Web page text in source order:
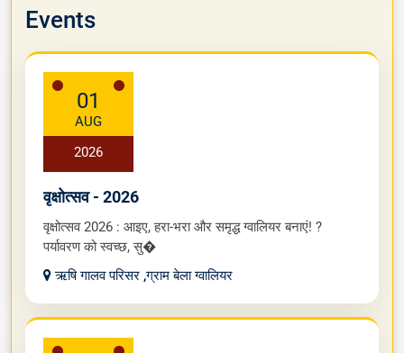
ऋषि गालव विश्वविद्यालय के शहर कार्या�
Events
01
वृक्षोत्सव - 2026